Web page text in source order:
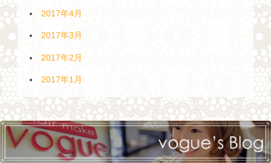
2017年4月
2017年3月
2017年2月
2017年1月